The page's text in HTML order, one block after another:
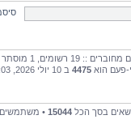
אורחים (מבוסס על משתמשים פעילים ב־15 הדקות האחרונות)
פעם הוא 4475 ב 10 יולי 2026, 17:03
בסך הכל 15044
•